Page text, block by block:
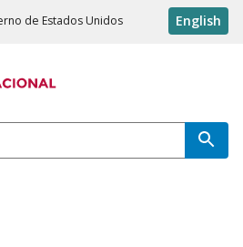
de Estados Unidos English